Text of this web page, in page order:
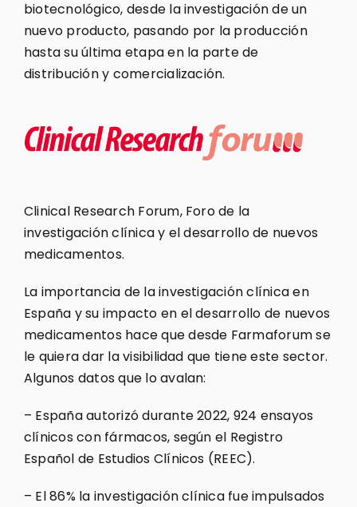
biotecnológico, desde la investigación de un
nuevo producto, pasando por la producción
hasta su última etapa en la parte de
distribución y comercialización.
Clinical Research Forum, Foro de la
investigación clínica y el desarrollo de nuevos
medicamentos.
La importancia de la investigación clínica en
España y su impacto en el desarrollo de nuevos
medicamentos hace que desde Farmaforum se
le quiera dar la visibilidad que tiene este sector.
Algunos datos que lo avalan:
– España autorizó durante 2022, 924 ensayos
clínicos con fármacos, según el Registro
Español de Estudios Clínicos (REEC).
– El 86% la investigación clínica fue impulsados